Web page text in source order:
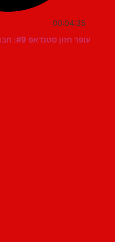
00:04:35
עופר חזון סטנדאפ #9: חבורה של בנים מול בנות